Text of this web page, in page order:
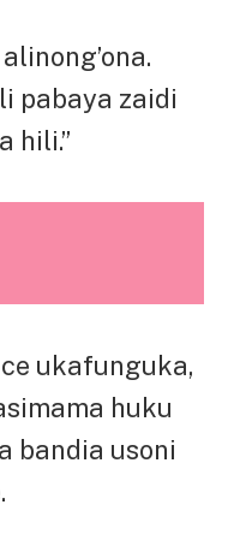
pabaya zaidi
hili.”
ukafunguka,
huku
bandia usoni